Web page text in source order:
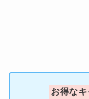
お得なキ